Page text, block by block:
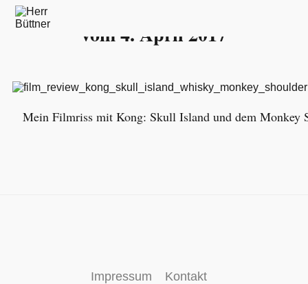
vom 4. April 2017
Mein Filmriss mit Kong: Skull Island und dem Monkey
Impressum
Kontakt